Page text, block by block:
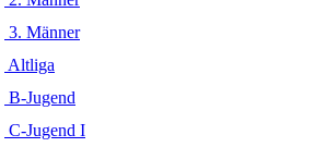
3. Männer
Altliga
B-Jugend
C-Jugend I